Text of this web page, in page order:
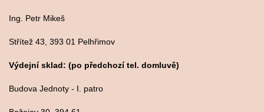
Ing. Petr Mikeš
Střítež 43, 393 01 Pelhřimov
Výdejní sklad: (po předchozí tel. domluvě)
Budova Jednoty - I. patro